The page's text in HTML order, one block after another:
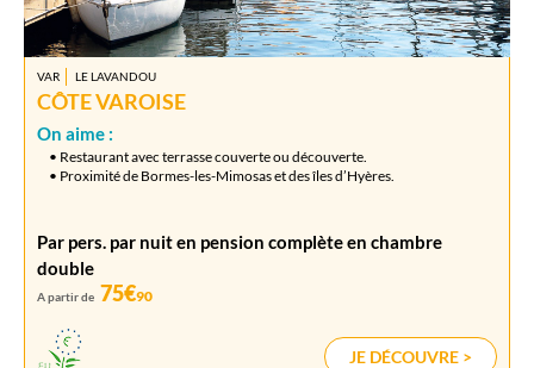
VAR LE LAVANDOU
CÔTE VAROISE
On aime :
• Restaurant avec terrasse couverte ou découverte.
• Proximité de Bormes-les-Mimosas et des îles d’Hyères.
Par pers. par nuit en pension complète en chambre
double
A partir de 75€90
JE DÉCOUVRE >